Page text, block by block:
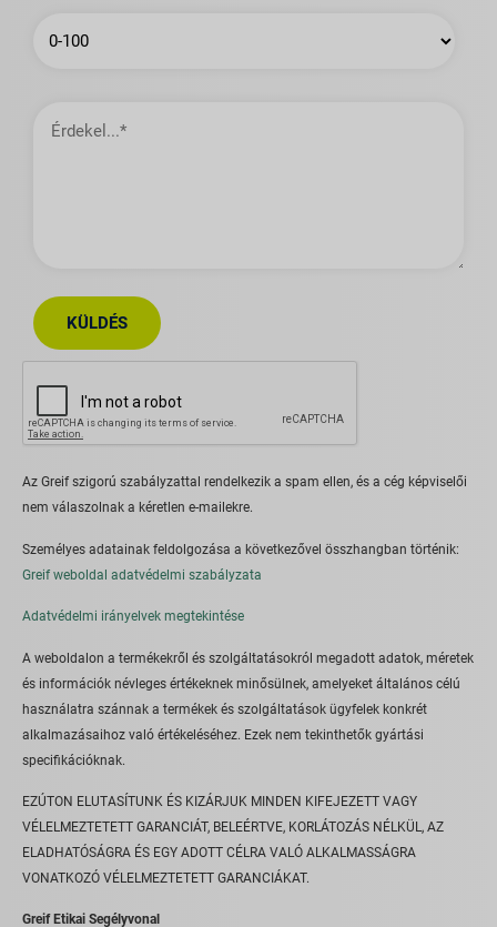
KÜLDÉS
Az Greif szigorú szabályzattal rendelkezik a spam ellen, és a cég képviselői
nem válaszolnak a kéretlen e-mailekre.
Személyes adatainak feldolgozása a következővel összhangban történik:
Greif weboldal adatvédelmi szabályzata
Adatvédelmi irányelvek megtekintése
A weboldalon a termékekről és szolgáltatásokról megadott adatok, méretek
és információk névleges értékeknek minősülnek, amelyeket általános célú
használatra szánnak a termékek és szolgáltatások ügyfelek konkrét
alkalmazásaihoz való értékeléséhez. Ezek nem tekinthetők gyártási
specifikációknak.
EZÚTON ELUTASÍTUNK ÉS KIZÁRJUK MINDEN KIFEJEZETT VAGY
VÉLELMEZTETETT GARANCIÁT, BELEÉRTVE, KORLÁTOZÁS NÉLKÜL, AZ
ELADHATÓSÁGRA ÉS EGY ADOTT CÉLRA VALÓ ALKALMASSÁGRA
VONATKOZÓ VÉLELMEZTETETT GARANCIÁKAT.
Greif Etikai Segélyvonal